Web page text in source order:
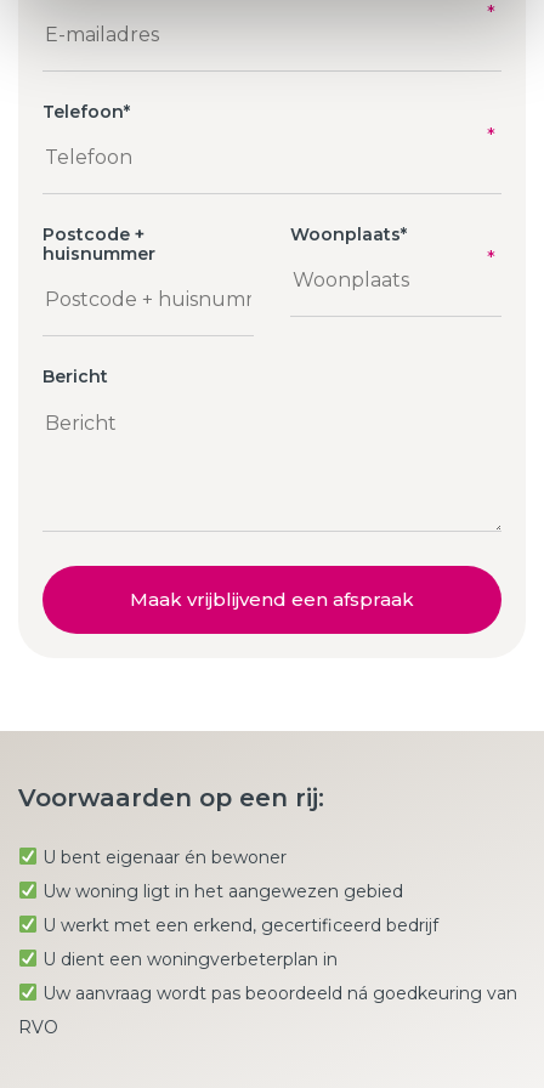
Telefoon*
Postcode +
huisnummer
Woonplaats*
Bericht
Maak vrijblijvend een afspraak
Voorwaarden op een rij:
U bent eigenaar én bewoner
Uw woning ligt in het aangewezen gebied
U werkt met een erkend, gecertificeerd bedrijf
U dient een woningverbeterplan in
Uw aanvraag wordt pas beoordeeld ná goedkeuring van
RVO